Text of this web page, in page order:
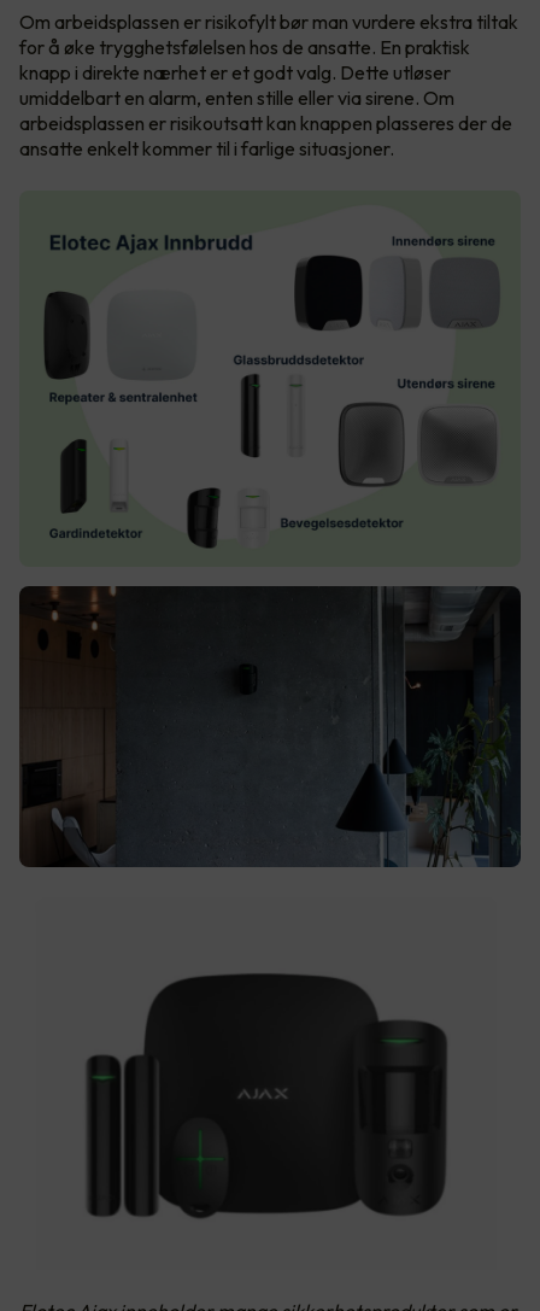
Om arbeidsplassen er risikofylt bør man vurdere ekstra tiltak
for å øke trygghetsfølelsen hos de ansatte. En praktisk
knapp i direkte nærhet er et godt valg. Dette utløser
umiddelbart en alarm, enten stille eller via sirene. Om
arbeidsplassen er risikoutsatt kan knappen plasseres der de
ansatte enkelt kommer til i farlige situasjoner.